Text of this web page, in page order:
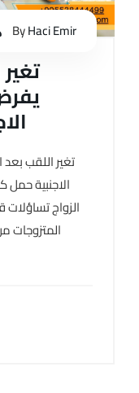
ByHaci Emir
تغير اللقب
الاجنبية حمل
الزواج تساؤلات
المتزوجات